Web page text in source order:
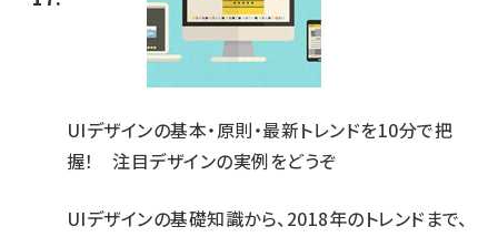
UIデザインの基本・原則・最新トレンドを10分で把
握！ 注目デザインの実例をどうぞ
UIデザインの基礎知識から、2018年のトレンドまで、